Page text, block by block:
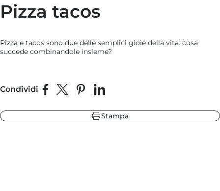
Pizza tacos
Pizza e tacos sono due delle semplici gioie della vita: cosa
succede combinandole insieme?
Condividi Condividi su Facebook
Condividi su X
Fai pin su Pinterest
Condividi su LinkedIn
Stampa